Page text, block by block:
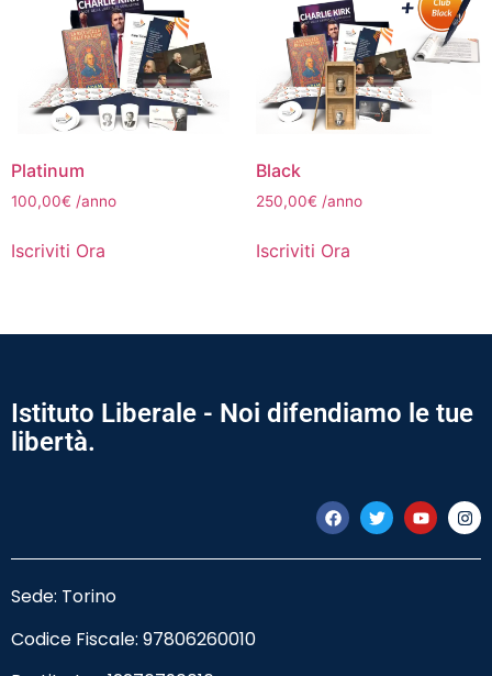
Platinum
100,00€ /anno
Iscriviti Ora
Black
250,00€ /anno
Iscriviti Ora
Istituto Liberale - Noi difendiamo le tue
libertà.
Sede: Torino
Codice Fiscale: 97806260010